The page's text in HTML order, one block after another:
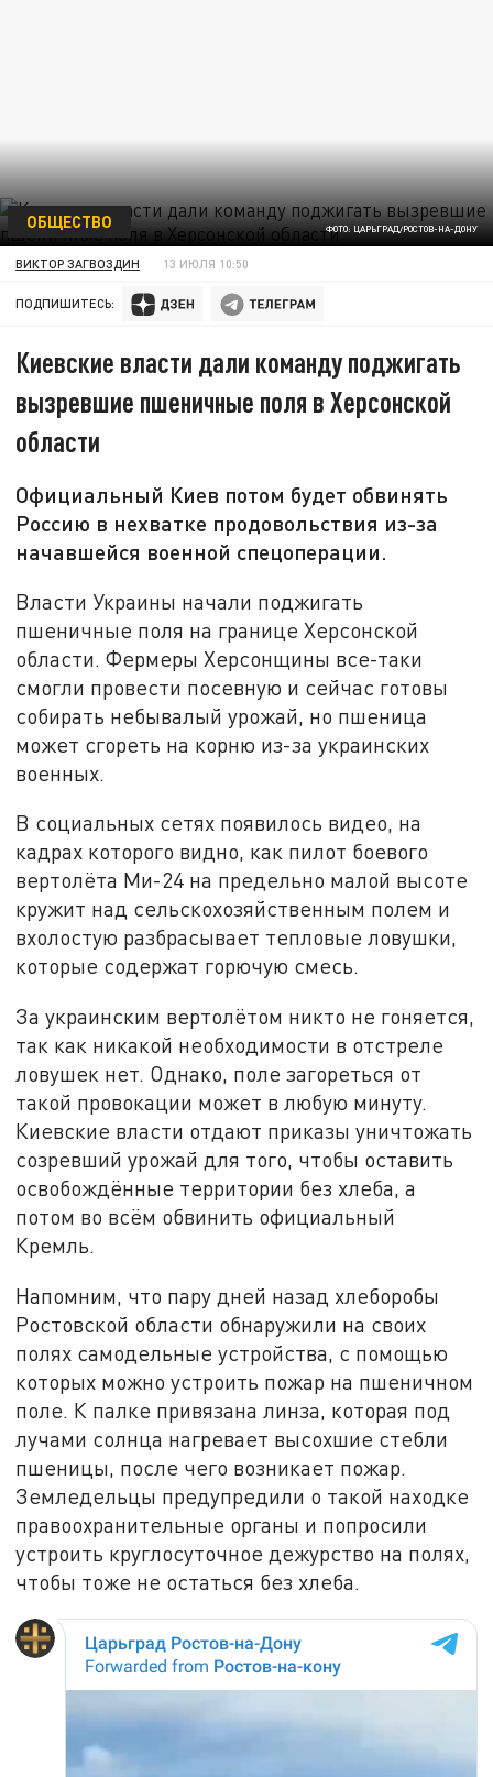
ФОТО: ЦАРЬГРАД/РОСТОВ-НА-ДОНУ
ОБЩЕСТВО
ВИКТОР ЗАГВОЗДИН 13 ИЮЛЯ 10:50
ПОДПИШИТЕСЬ:
Киевские власти дали команду поджигать
вызревшие пшеничные поля в Херсонской
области
Официальный Киев потом будет обвинять
Россию в нехватке продовольствия из-за
начавшейся военной спецоперации.
Власти Украины начали поджигать
пшеничные поля на границе Херсонской
области. Фермеры Херсонщины все-таки
смогли провести посевную и сейчас готовы
собирать небывалый урожай, но пшеница
может сгореть на корню из-за украинских
военных.
В социальных сетях появилось видео, на
кадрах которого видно, как пилот боевого
вертолёта Ми-24 на предельно малой высоте
кружит над сельскохозяйственным полем и
вхолостую разбрасывает тепловые ловушки,
которые содержат горючую смесь.
За украинским вертолётом никто не гоняется,
так как никакой необходимости в отстреле
ловушек нет. Однако, поле загореться от
такой провокации может в любую минуту.
Киевские власти отдают приказы уничтожать
созревший урожай для того, чтобы оставить
освобождённые территории без хлеба, а
потом во всём обвинить официальный
Кремль.
Напомним, что пару дней назад хлеборобы
Ростовской области обнаружили на своих
полях самодельные устройства, с помощью
которых можно устроить пожар на пшеничном
поле. К палке привязана линза, которая под
лучами солнца нагревает высохшие стебли
пшеницы, после чего возникает пожар.
Земледельцы предупредили о такой находке
правоохранительные органы и попросили
устроить круглосуточное дежурство на полях,
чтобы тоже не остаться без хлеба.